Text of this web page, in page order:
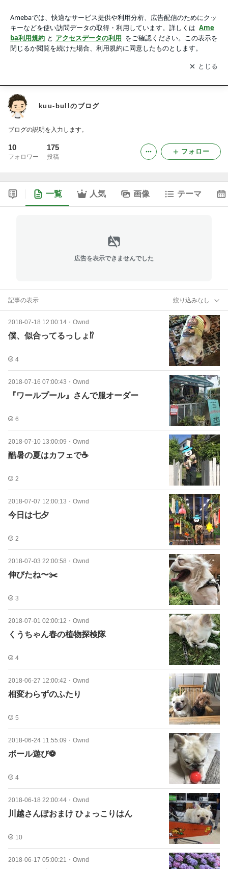
アプリをダウンロードして ブログの更新通知
を受け取りまし
ょう。
開く
kuu-bullのブログ
ブログの説明を入力します。
10
フォロワー
175
投稿
フォロー
一覧 人気 画像 テーマ
広告を表示できませんでした
記事の表示 絞り込みなし
2018-07-18 12:00:14 ・ Ownd
僕、似合ってるっしょ⁉️
4
2018-07-16 07:00:43 ・ Ownd
『ワールプール』さんで服オーダー
6
2018-07-10 13:00:09 ・ Ownd
酷暑の夏はカフェで☕️
2
2018-07-07 12:00:13 ・ Ownd
今日は七夕
2
2018-07-03 22:00:58 ・ Ownd
伸びたね〜✂️
3
2018-07-01 02:00:12 ・ Ownd
くうちゃん春の植物探検隊
4
2018-06-27 12:00:42 ・ Ownd
相変わらずのふたり
5
2018-06-24 11:55:09 ・ Ownd
ボール遊び⚽️
4
2018-06-18 22:00:44 ・ Ownd
川越さんぽおまけ ひょっこりはん
10
2018-06-17 05:00:21 ・ Ownd